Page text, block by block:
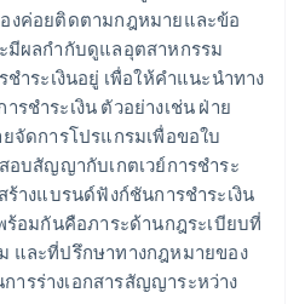
งค่อยติดตามกฎหมายและข้อ
มีผลกำกับดูแลอุตสาหกรรม
ชำระเงินอยู่ เพื่อให้คำแนะนำทาง
ชำระเงิน ตัวอย่างเช่น ฝ่าย
จัดการโปรแกรมเพื่อขอใบ
อบสัญญากับเกตเวย์การชำระ
างแบรนด์ฟังก์ชันการชำระเงิน
อมกันคือภาระด้านกฎระเบียบที่
และที่ปรึกษาทางกฎหมายของ
รร่างเอกสารสัญญาระหว่าง